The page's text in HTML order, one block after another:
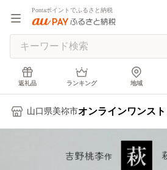
Pontaポイントでふるさと納税
返礼品 ランキング 地域
山口県美祢市オンラインワンス